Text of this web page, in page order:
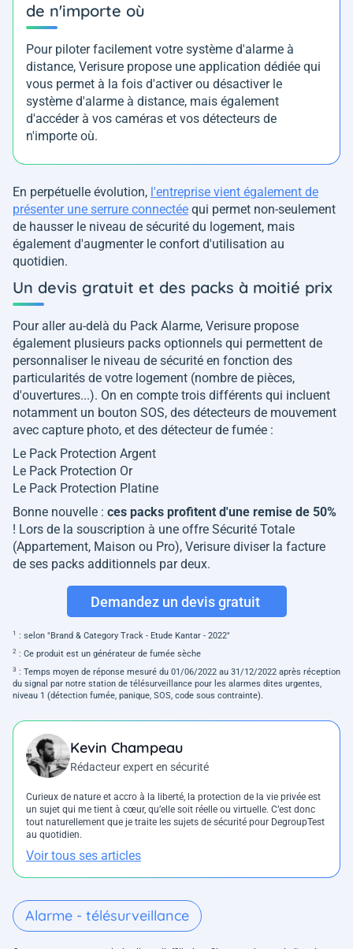
de n'importe où
Pour piloter facilement votre système d'alarme à
distance, Verisure propose une application dédiée qui
vous permet à la fois d'activer ou désactiver le
système d'alarme à distance, mais également
d'accéder à vos caméras et vos détecteurs de
n'importe où.
En perpétuelle évolution, l'entreprise vient également de
présenter une serrure connectée qui permet non-seulement
de hausser le niveau de sécurité du logement, mais
également d'augmenter le confort d'utilisation au
quotidien.
Un devis gratuit et des packs à moitié prix
Pour aller au-delà du Pack Alarme, Verisure propose
également plusieurs packs optionnels qui permettent de
personnaliser le niveau de sécurité en fonction des
particularités de votre logement (nombre de pièces,
d'ouvertures...). On en compte trois différents qui incluent
notamment un bouton SOS, des détecteurs de mouvement
avec capture photo, et des détecteur de fumée :
Le Pack Protection Argent
Le Pack Protection Or
Le Pack Protection Platine
Bonne nouvelle : ces packs profitent d'une remise de 50%
! Lors de la souscription à une offre Sécurité Totale
(Appartement, Maison ou Pro), Verisure diviser la facture
de ses packs additionnels par deux.
Demandez un devis gratuit
1 : selon "Brand & Category Track - Etude Kantar - 2022"
2 : Ce produit est un générateur de fumée sèche
3 : Temps moyen de réponse mesuré du 01/06/2022 au 31/12/2022 après réception
du signal par notre station de télésurveillance pour les alarmes dites urgentes,
niveau 1 (détection fumée, panique, SOS, code sous contrainte).
Kevin Champeau
Rédacteur expert en sécurité
Curieux de nature et accro à la liberté, la protection de la vie privée est
un sujet qui me tient à cœur, qu’elle soit réelle ou virtuelle. C’est donc
tout naturellement que je traite les sujets de sécurité pour DegroupTest
au quotidien.
Voir tous ses articles
Alarme - télésurveillance